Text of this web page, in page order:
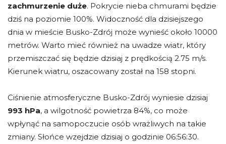
zachmurzenie duże. Pokrycie nieba chmurami będzie
dziś na poziomie 100%. Widoczność dla dzisiejszego
dnia w mieście Busko-Zdrój może wynieść około 10000
metrów. Warto mieć również na uwadze wiatr, który
przemiszczać się będzie dzisiaj z prędkością 2.75 m/s.
Kierunek wiatru, oszacowany został na 158 stopni.
Ciśnienie atmosferyczne Busko-Zdrój wyniesie dzisiaj
993 hPa, a wilgotność powietrza 84%, co może
wpłynąć na samopoczucie osób wrażliwych na takie
zmiany. Słońce wzejdzie dzisiaj o godzinie 06:56:30.